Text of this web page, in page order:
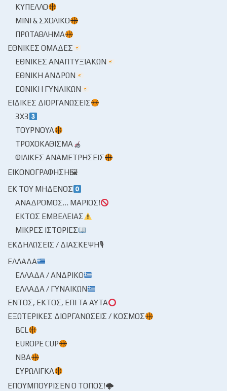
ΚΎΠΕΛΛΟ
ΜΊΝΙ & ΣΧΟΛΙΚΌ
ΠΡΩΤΆΘΛΗΜΑ
ΕΘΝΙΚΈΣ ΟΜΆΔΕΣ
ΕΘΝΙΚΈΣ ΑΝΑΠΤΥΞΙΑΚΏΝ
ΕΘΝΙΚΉ ΑΝΔΡΏΝ
ΕΘΝΙΚΉ ΓΥΝΑΙΚΏΝ
ΕΙΔΙΚΈΣ ΔΙΟΡΓΑΝΏΣΕΙΣ
3X3
ΤΟΥΡΝΟΥΆ
ΤΡΟΧΟΚΆΘΙΣΜΑ
ΦΙΛΙΚΈΣ ΑΝΑΜΕΤΡΉΣΕΙΣ
ΕΙΚΟΝΟΓΡΆΦΗΣΗ🖼
ΕΚ ΤΟΥ ΜΗΔΕΝΌΣ
ΑΝΆΔΡΟΜΟΣ… ΜΆΡΙΟΣ!
ΕΚΤΌΣ ΕΜΒΈΛΕΙΑΣ
ΜΙΚΡΈΣ ΙΣΤΟΡΊΕΣ
ΕΚΔΗΛΏΣΕΙΣ / ΔΙΆΣΚΕΨΗ🎙
ΕΛΛΆΔΑ
ΕΛΛΆΔΑ / ΑΝΔΡΙΚΌ
ΕΛΛΆΔΑ / ΓΥΝΑΙΚΏΝ
ΕΝΤΌΣ, ΕΚΤΌΣ, ΕΠΊ ΤΑ ΑΥΤΆ
ΕΞΩΤΕΡΙΚΈΣ ΔΙΟΡΓΑΝΏΣΕΙΣ / ΚΌΣΜΟΣ
BCL
EUROPE CUP
NBA
ΕΥΡΩΛΊΓΚΑ
ΕΠΟΥΜΠΟΎΡΙΣΕΝ Ο ΤΌΠΟΣ!🌩